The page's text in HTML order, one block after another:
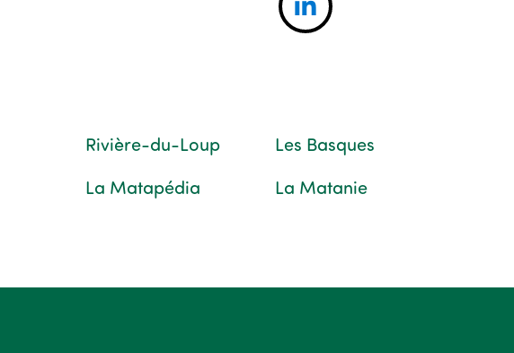
Rivière-du-Loup
Les Basques
La Matapédia La Matanie